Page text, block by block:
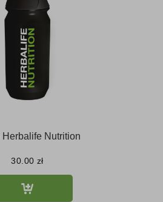
Herbalife Nutrition
30.00 zł